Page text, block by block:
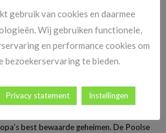
ontdek de verrassende charme van
bruisende hoofdstad
best bewaarde geheimen. De Poolse
gebruik van cookies en daarmee
Wij gebruiken functionele,
en performance cookies om
bezoekerservaring te bieden.
Privacy statement Instellingen